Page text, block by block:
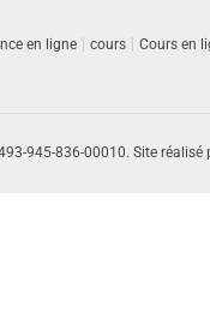
en ligne cours Cours en
945-836-00010. Site réalisé